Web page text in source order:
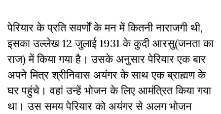
पेरियार के प्रति सवर्णों के मन में कितनी नाराजगी थी,
इसका उल्लेख 12 जुलाई 1931 के कुदी आरसु(जनता का
राज) में किया गया है। उसके अनुसार पेरियार एक बार
अपने मित्र श्रीनिवास अयंगर के साथ एक ब्राह्मण के
घर पहुंचे। वहां उन्हें भोजन के लिए आमंत्रित किया गया
था। उस समय पेरियार को अयंगर से अलग भोजन